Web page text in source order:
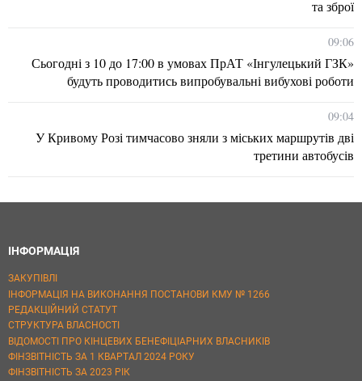
та зброї
09:06
Сьогодні з 10 до 17:00 в умовах ПрАТ «Інгулецький ГЗК»
будуть проводитись випробувальні вибухові роботи
09:04
У Кривому Розі тимчасово зняли з міських маршрутів дві
третини автобусів
ІНФОРМАЦІЯ
ЗАКУПІВЛІ
ІНФОРМАЦІЯ НА ВИКОНАННЯ ПОСТАНОВИ КМУ № 1266
РЕДАКЦІЙНИЙ СТАТУТ
СТРУКТУРА ВЛАСНОСТІ
ВІДОМОСТІ ПРО КІНЦЕВИХ БЕНЕФІЦІАРНИХ ВЛАСНИКІВ
ФІНЗВІТНІСТЬ ЗА 1 КВАРТАЛ 2024 РОКУ
ФІНЗВІТНІСТЬ ЗА 2023 РІК